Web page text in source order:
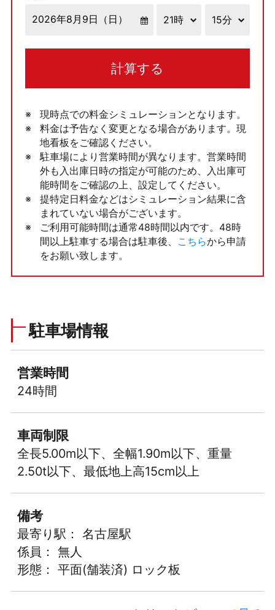
計算する
現時点での料金シミュレーションとなります。
料金は予告なく変更となる場合があります。現
地看板をご確認ください。
駐車場により営業時間が異なります。営業時間
外も入出庫日時の指定が可能のため、入出庫可
能時間をご確認の上、設定してください。
提特定日料金などはシミュレーション結果に含
まれていない場合がございます。
ご利用可能時間は通常48時間以内です。48時
間以上駐車する場合は駐車後、
こちらから申請
をお願い致します。
駐車場情報
営業時間
24時間
車両制限
全長5.00m以下、全幅1.90m以下、重量
2.50t以下、最低地上高15cm以上
備考
最寄り駅： 名古屋駅
係員： 無人
形態： 平面(舗装済) ロック板